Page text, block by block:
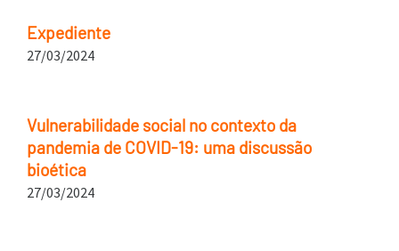
Expediente
27/03/2024
Vulnerabilidade social no contexto da
pandemia de COVID-19: uma discussão
bioética
27/03/2024